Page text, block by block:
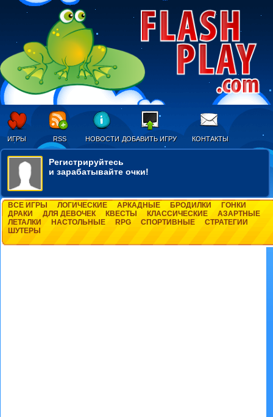
ИГРЫ RSS НОВОСТИ ДОБАВИТЬ ИГРУ КОНТАКТЫ
Регистрируйтесь
и зарабатывайте очки!
ВСЕ ИГРЫ ЛОГИЧЕСКИЕ АРКАДНЫЕ БРОДИЛКИ
ГОНКИ
ДРАКИ
ДЛЯ ДЕВОЧЕК КВЕСТЫ КЛАССИЧЕСКИЕ
АЗАРТНЫЕ
ЛЕТАЛКИ
НАСТОЛЬНЫЕ RPG СПОРТИВНЫЕ
СТРАТЕГИИ
ШУТЕРЫ